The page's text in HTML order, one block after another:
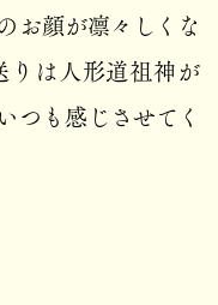
お顔が凛々しくな
は人形道祖神が
つも感じさせてく